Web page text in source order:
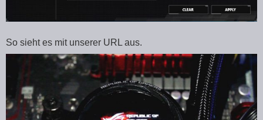
So sieht es mit unserer URL aus.